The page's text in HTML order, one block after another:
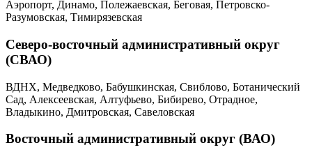
Аэропорт, Динамо, Полежаевская, Беговая, Петровско-
Разумовская, Тимирязевская
Северо-восточный административный округ
(СВАО)
ВДНХ, Медведково, Бабушкинская, Свиблово, Ботанический
Сад, Алексеевская, Алтуфьево, Бибирево, Отрадное,
Владыкино, Дмитровская, Савеловская
Восточный административный округ (ВАО)